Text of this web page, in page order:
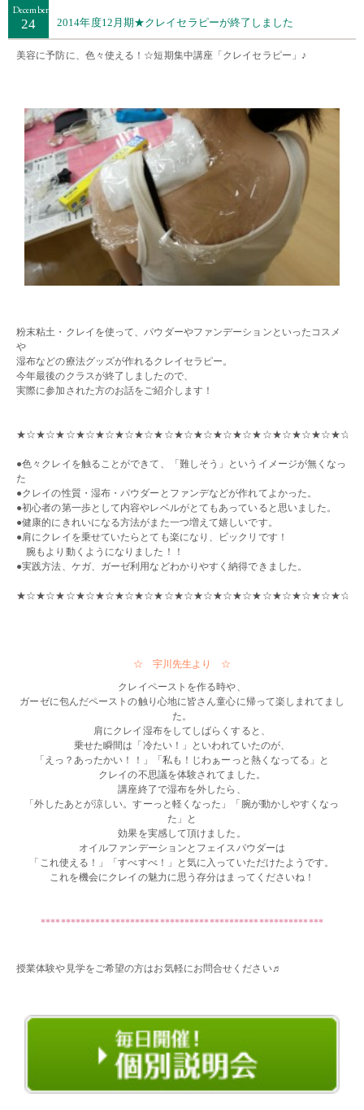
December
24 2014年度12月期★クレイセラピーが終了しました
美容に予防に、色々使える！☆短期集中講座 「クレイセラピー」♪
粉末粘土・クレイを使って、パウダーやファンデーションといったコスメ
や
湿布などの療法グッズが作れるクレイセラピー。
今年最後のクラスが終了しましたので、
実際に参加された方のお話をご紹介します！
●色々クレイを触ることができて、「難しそう」というイメージが無くなっ
た
●クレイの性質・湿布・パウダーとファンデなどが作れてよかった。
●初心者の第一歩として内容やレベルがとてもあっていると思いました。
●健康的にきれいになる方法がまた一つ増えて嬉しいです。
●肩にクレイを乗せていたらとても楽になり、ビックリです！
腕もより動くようになりました！！
●実践方法、ケガ、ガーゼ利用などわかりやすく納得できました。
☆ 宇川先生より ☆
クレイペーストを作る時や、
ガーゼに包んだペーストの触り心地に皆さん童心に帰って楽しまれてまし
た。
肩にクレイ湿布をしてしばらくすると、
乗せた瞬間は「冷たい！」といわれていたのが、
「えっ？あったかい！！」「私も！じわぁーっと熱くなってる」と
クレイの不思議を体験されてました。
講座終了で湿布を外したら、
「外したあとが涼しい。すーっと軽くなった」「腕が動かしやすくなっ
た」と
効果を実感して頂けました。
オイルファンデーションとフェイスパウダーは
「これ使える！」「すべすべ！」と気に入っていただけたようです。
これを機会にクレイの魅力に思う存分はまってくださいね！
*********************************************************
授業体験や見学をご希望の方はお気軽にお問合せください♬